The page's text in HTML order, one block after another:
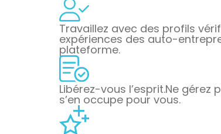
Travaillez avec des profils
expériences des auto-
plateforme.
Libérez-vous l’esprit.Ne gérez
s’en occupe pour vous.